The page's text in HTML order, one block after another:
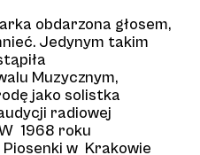
obdarzona głosem,
Jedynym takim
Muzycznym,
jako solistka
radiowej
1968 roku
w Krakowie